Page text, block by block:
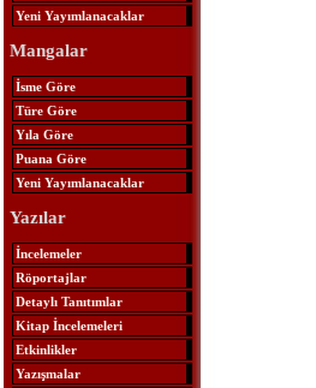
Yeni Yayımlanacaklar
Mangalar
İsme Göre
Türe Göre
Yıla Göre
Puana Göre
Yeni Yayımlanacaklar
Yazılar
İncelemeler
Röportajlar
Detaylı Tanıtımlar
Kitap İncelemeleri
Etkinlikler
Yazışmalar